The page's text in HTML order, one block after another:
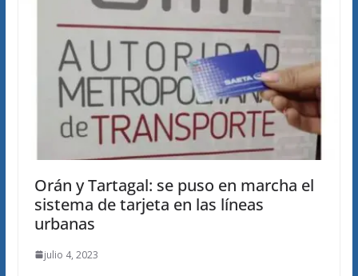
Orán y Tartagal: se puso en marcha el
sistema de tarjeta en las líneas
urbanas
julio 4, 2023